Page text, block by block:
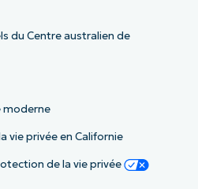
du Centre australien de
moderne
vie privée en Californie
de la vie privée